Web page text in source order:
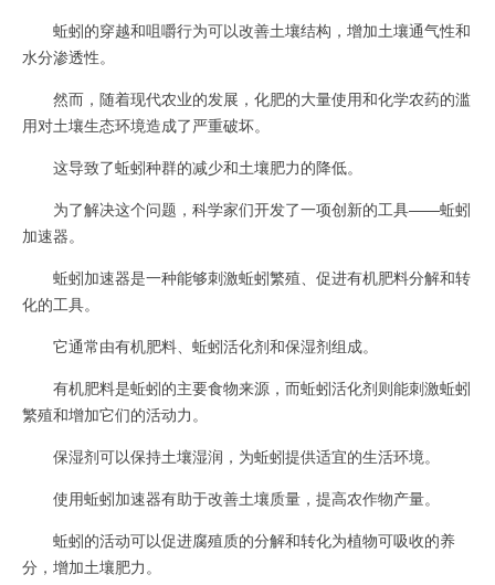
蚯蚓的穿越和咀嚼行为可以改善土壤结构，增加土壤通气性和
水分渗透性。
然而，随着现代农业的发展，化肥的大量使用和化学农药的滥
用对土壤生态环境造成了严重破坏。
这导致了蚯蚓种群的减少和土壤肥力的降低。
为了解决这个问题，科学家们开发了一项创新的工具——蚯蚓
加速器。
蚯蚓加速器是一种能够刺激蚯蚓繁殖、促进有机肥料分解和转
化的工具。
它通常由有机肥料、蚯蚓活化剂和保湿剂组成。
有机肥料是蚯蚓的主要食物来源，而蚯蚓活化剂则能刺激蚯蚓
繁殖和增加它们的活动力。
保湿剂可以保持土壤湿润，为蚯蚓提供适宜的生活环境。
使用蚯蚓加速器有助于改善土壤质量，提高农作物产量。
蚯蚓的活动可以促进腐殖质的分解和转化为植物可吸收的养
分，增加土壤肥力。